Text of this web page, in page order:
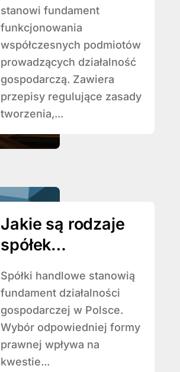
stanowi fundament
funkcjonowania
współczesnych podmiotów
prowadzących działalność
gospodarczą. Zawiera
przepisy regulujące zasady
tworzenia,...
Jakie są rodzaje
spółek
Spółki handlowe stanowią
fundament działalności
gospodarczej w Polsce.
Wybór odpowiedniej formy
prawnej wpływa na
kwestie...